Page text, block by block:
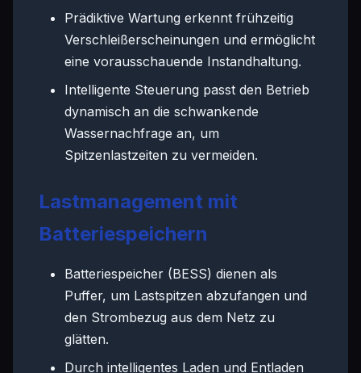
Prädiktive Wartung erkennt frühzeitig
Verschleißerscheinungen und ermöglicht
eine vorausschauende Instandhaltung.
Intelligente Steuerung passt den Betrieb
dynamisch an die schwankende
Wassernachfrage an, um
Spitzenlastzeiten zu vermeiden.
Lastmanagement mit
Batteriespeichern
Batteriespeicher (BESS) dienen als
Puffer, um Lastspitzen abzufangen und
den Strombezug aus dem Netz zu
glätten.
Durch intelligentes Laden und Entladen